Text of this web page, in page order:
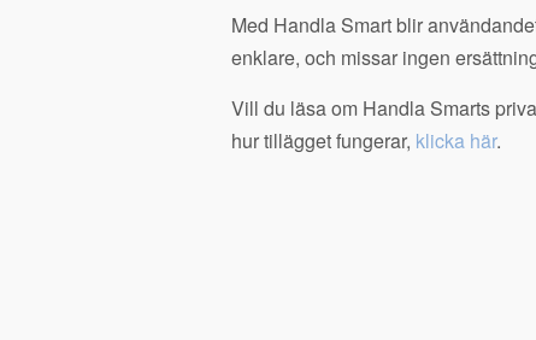
Med Handla Smart blir
enklare, och missar ingen
Vill du läsa om Handla Smarts
hur tillägget fungerar, klicka här.